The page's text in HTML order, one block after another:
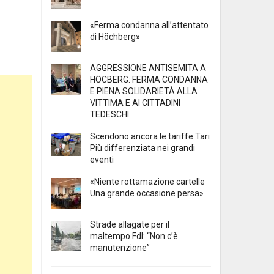
«Ferma condanna all’attentato
di Höchberg»
AGGRESSIONE ANTISEMITA A
HÖCBERG: FERMA CONDANNA
E PIENA SOLIDARIETÀ ALLA
VITTIMA E AI CITTADINI
TEDESCHI
Scendono ancora le tariffe Tari
Più differenziata nei grandi
eventi
«Niente rottamazione cartelle
Una grande occasione persa»
Strade allagate per il
maltempo FdI: “Non c’è
manutenzione”